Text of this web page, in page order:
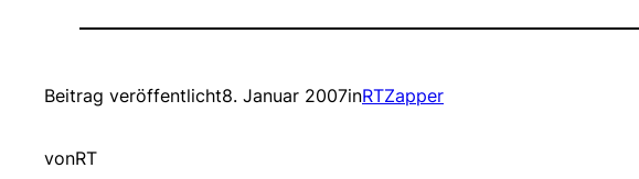
Beitrag veröffentlicht8. Januar 2007inRTZapper
vonRT